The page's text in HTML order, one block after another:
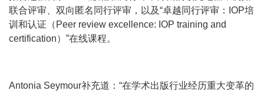
联合评审、双向匿名同行评审，以及“卓越同行评审：IOP培
训和认证（Peer review excellence: IOP training and
certification）”在线课程。
Antonia Seymour补充道：“在学术出版行业经历重大变革的